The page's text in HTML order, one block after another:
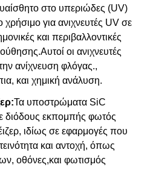
στο υπεριώδες (UV)
για ανιχνευτές UV σε
και περιβαλλοντικές
οι ανιχνευτές
ανίχνευση φλόγας.,
και χημική ανάλυση.
Τα υποστρώματα SiC
διόδους εκπομπής φωτός
ιδίως σε εφαρμογές που
και αντοχή, όπως
οθόνες,και φωτισμός